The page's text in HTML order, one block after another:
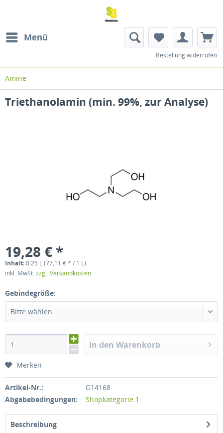
Menü
Bestellung widerrufen
Amine
Triethanolamin (min. 99%, zur Analyse)
19,28 € *
Inhalt:0.25 L (77,11 € * / 1 L)
inkl. MwSt.zzgl. Versandkosten
Gebindegröße:
Bitte wählen
In den Warenkorb
Merken
Artikel-Nr.:
G14168
Abgabebedingungen:
Shopkategorie 1
Beschreibung